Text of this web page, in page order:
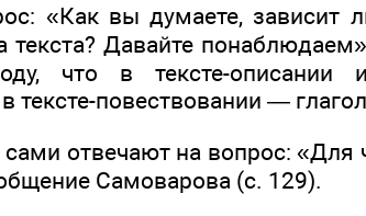
«Как вы думаете, зависит
текста? Давайте
что в тексте-описании
тексте-повествовании —
отвечают на вопрос: «Для
Самоварова (с. 129).